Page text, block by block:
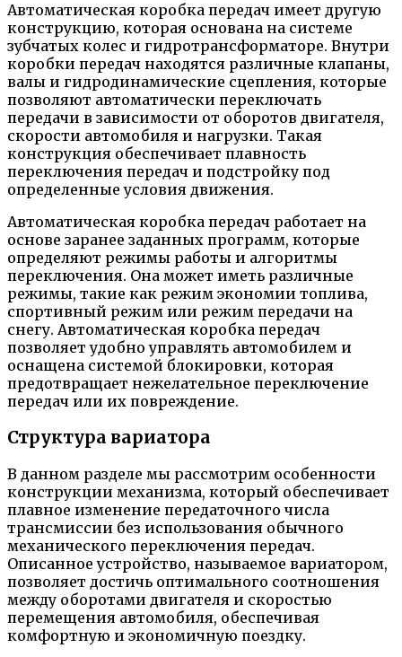
Автоматическая коробка передач имеет другую
конструкцию, которая основана на системе
зубчатых колес и гидротрансформаторе. Внутри
коробки передач находятся различные клапаны,
валы и гидродинамические сцепления, которые
позволяют автоматически переключать
передачи в зависимости от оборотов двигателя,
скорости автомобиля и нагрузки. Такая
конструкция обеспечивает плавность
переключения передач и подстройку под
определенные условия движения.
Автоматическая коробка передач работает на
основе заранее заданных программ, которые
определяют режимы работы и алгоритмы
переключения. Она может иметь различные
режимы, такие как режим экономии топлива,
спортивный режим или режим передачи на
снегу. Автоматическая коробка передач
позволяет удобно управлять автомобилем и
оснащена системой блокировки, которая
предотвращает нежелательное переключение
передач или их повреждение.
Структура вариатора
В данном разделе мы рассмотрим особенности
конструкции механизма, который обеспечивает
плавное изменение передаточного числа
трансмиссии без использования обычного
механического переключения передач.
Описанное устройство, называемое вариатором,
позволяет достичь оптимального соотношения
между оборотами двигателя и скоростью
перемещения автомобиля, обеспечивая
комфортную и экономичную поездку.